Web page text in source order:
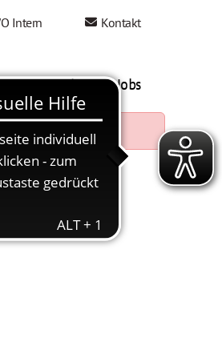
Intern Kontakt
Mein AWO Jobs